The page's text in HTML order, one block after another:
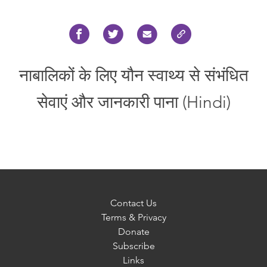
नाबालिकों के लिए यौन स्वाथ्य से संभंधित
सेवाएं और जानकारी पाना (Hindi)
Contact Us
Terms & Privacy
Donate
Subscribe
Links